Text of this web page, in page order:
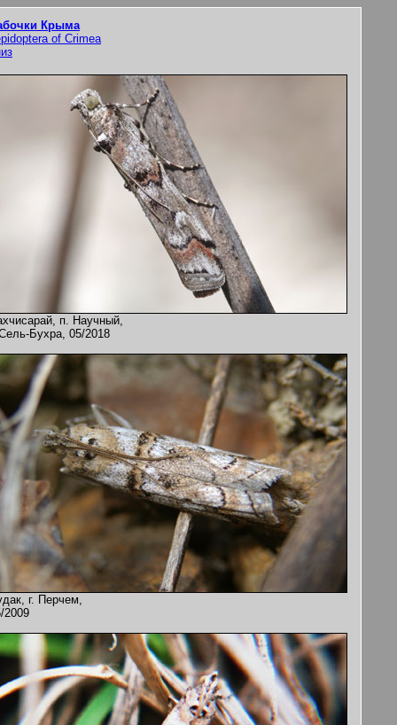
Крыма
of Crimea
п. Научный,
Бухра, 05/2018
г. Перчем,
2009